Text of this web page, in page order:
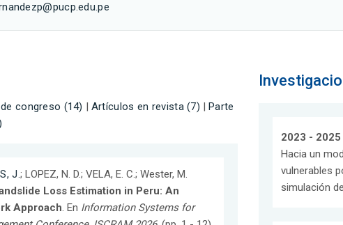
congreso (14) | Artículos en revista (7) |Parte
J. ; LOPEZ, N. D.; VELA, E. C.; Wester, M.
Loss Estimation in Peru: An
Approach . En Information Systems for
2023 - 2025
Hacia un
vulnerables
simulación